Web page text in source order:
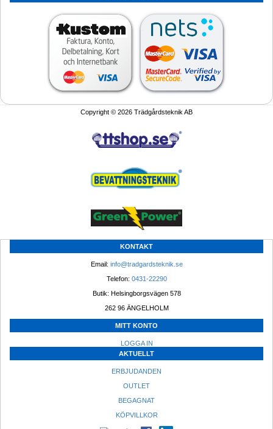
Copyright © 2026 Trädgårdsteknik AB
KONTAKT
Email: info@tradgardsteknik.se
Telefon: 0431-22290
Butik: Helsingborgsvägen 578
262 96 ÄNGELHOLM
MITT KONTO
LOGGA IN
AKTUELLT
ERBJUDANDEN
OUTLET
BEGAGNAT
KÖPVILLKOR